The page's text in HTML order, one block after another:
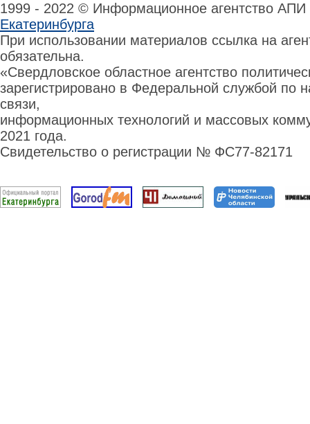
1999 - 2022 © Информационное агентство
Екатеринбурга
При использовании материалов ссылка на
обязательна.
«Свердловское областное агентство
зарегистрировано в Федеральной службой по
связи,
информационных технологий и массовых
2021 года.
Свидетельство о регистрации № ФС77-82171